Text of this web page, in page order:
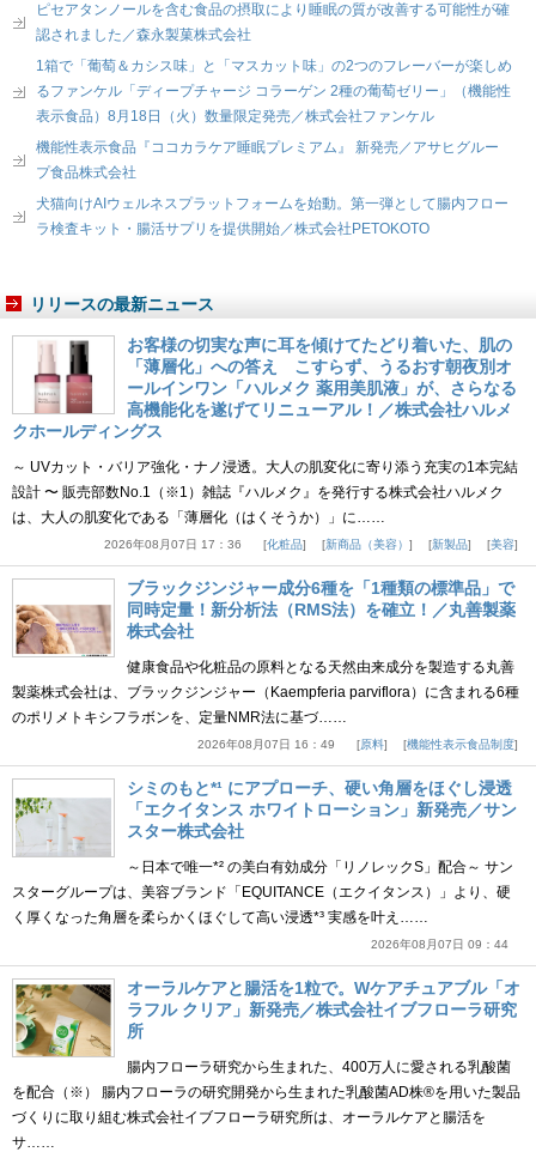
ピセアタンノールを含む食品の摂取により睡眠の質が改善する可能性が確
認されました／森永製菓株式会社
1箱で「葡萄＆カシス味」と「マスカット味」の2つのフレーバーが楽しめ
るファンケル「ディープチャージ コラーゲン 2種の葡萄ゼリー」（機能性
表示食品）8月18日（火）数量限定発売／株式会社ファンケル
機能性表示食品『ココカラケア睡眠プレミアム』 新発売／アサヒグルー
プ食品株式会社
犬猫向けAIウェルネスプラットフォームを始動。第一弾として腸内フロー
ラ検査キット・腸活サプリを提供開始／株式会社PETOKOTO
リリースの最新ニュース
お客様の切実な声に耳を傾けてたどり着いた、肌の
「薄層化」への答え こすらず、うるおす朝夜別オ
ールインワン「ハルメク 薬用美肌液」が、さらなる
高機能化を遂げてリニューアル！／株式会社ハルメ
クホールディングス
～ UVカット・バリア強化・ナノ浸透。大人の肌変化に寄り添う充実の1本完結
設計 〜 販売部数No.1（※1）雑誌『ハルメク』を発行する株式会社ハルメク
は、大人の肌変化である「薄層化（はくそうか）」に……
2026年08月07日 17：36 化粧品 新商品（美容） 新製品 美容
ブラックジンジャー成分6種を「1種類の標準品」で
同時定量！新分析法（RMS法）を確立！／丸善製薬
株式会社
健康食品や化粧品の原料となる天然由来成分を製造する丸善
製薬株式会社は、ブラックジンジャー（Kaempferia parviflora）に含まれる6種
のポリメトキシフラボンを、定量NMR法に基づ……
2026年08月07日 16：49 原料 機能性表示食品制度
シミのもと*¹ にアプローチ、硬い角層をほぐし浸透
「エクイタンス ホワイトローション」新発売／サン
スター株式会社
～日本で唯一*² の美白有効成分「リノレックS」配合～ サン
スターグループは、美容ブランド「EQUITANCE（エクイタンス）」より、硬
く厚くなった角層を柔らかくほぐして高い浸透*³ 実感を叶え……
2026年08月07日 09：44
オーラルケアと腸活を1粒で。Wケアチュアブル「オ
ラフル クリア」新発売／株式会社イブフローラ研究
所
腸内フローラ研究から生まれた、400万人に愛される乳酸菌
を配合（※） 腸内フローラの研究開発から生まれた乳酸菌AD株®を用いた製品
づくりに取り組む株式会社イブフローラ研究所は、オーラルケアと腸活を
サ……